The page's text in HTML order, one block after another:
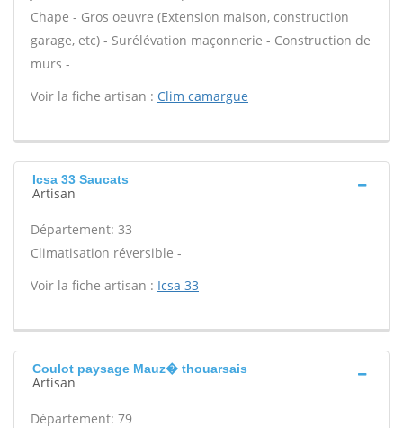
Chape - Gros oeuvre (Extension maison, construction
garage, etc) - Surélévation maçonnerie - Construction de
murs -
Voir la fiche artisan : Clim camargue
Icsa 33 Saucats
Artisan
Département: 33
Climatisation réversible -
Voir la fiche artisan : Icsa 33
Coulot paysage Mauz� thouarsais
Artisan
Département: 79